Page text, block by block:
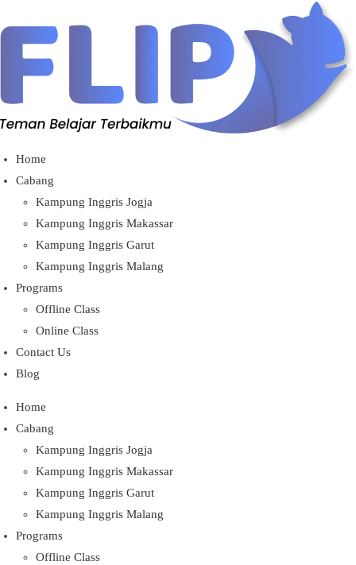
Home
Cabang
Kampung Inggris Jogja
Kampung Inggris Makassar
Kampung Inggris Garut
Kampung Inggris Malang
Programs
Offline Class
Online Class
Contact Us
Blog
Home
Cabang
Kampung Inggris Jogja
Kampung Inggris Makassar
Kampung Inggris Garut
Kampung Inggris Malang
Programs
Offline Class